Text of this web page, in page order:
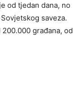
od tjedan dana, no
saveza.
građana, od